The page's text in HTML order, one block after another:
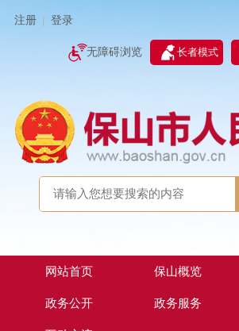
注册 登录
无障碍浏览 长者模式
网站首页 保山概览
政务公开 政务服务